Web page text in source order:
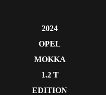
2024
OPEL
MOKKA
1.2 T
EDITION